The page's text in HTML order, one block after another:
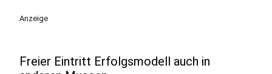
Anzeige
Freier Eintritt Erfolgsmodell auch in